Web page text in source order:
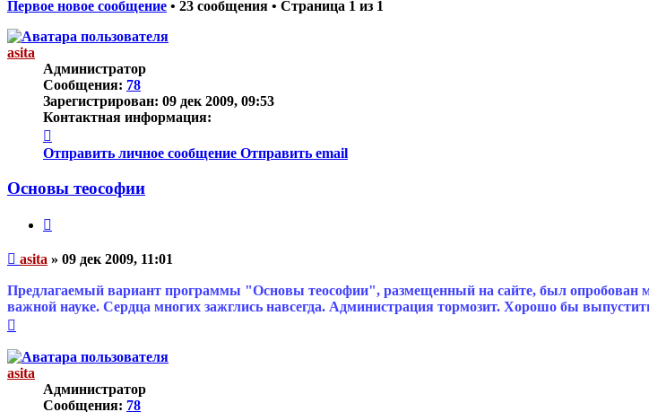
Первое новое сообщение • 23 сообщения • Страница 1 из 1
asita
Администратор
Сообщения: 78
Зарегистрирован: 09 дек 2009, 09:53
Контактная информация:
информация
пользователя
Отправить личное сообщение Отправить email
Основы теософии
Непрочитанное
сообщение
asita » 09 дек 2009, 11:01
Предлагаемый вариант программы "Основы теософии", размещенный на сайте, был опробован
важной науке. Сердца многих зажглись навсегда. Администрация тормозит. Хорошо бы
началу
asita
Администратор
Сообщения: 78